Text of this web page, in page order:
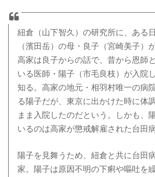
紐倉（山下智久）の研究所に、ある
（濱田岳）の母・良子（宮崎美子）
高家は良子からの話で、昔から恩師
いる医師・陽子（市毛良枝）が入院
知る。高家の地元・相羽村唯一の病
る陽子だが、東京に出かけた時に体
まま入院したのだという。しかも、
いるのは高家が懲戒解雇された台田
陽子を見舞うため、紐倉と共に台田
家。陽子は原因不明の下痢や嘔吐を